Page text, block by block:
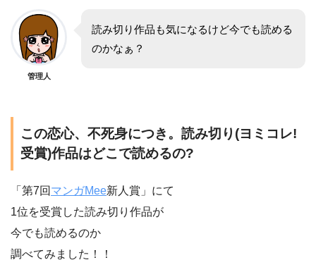
管理人
読み切り作品も気になるけど今でも読める
のかなぁ？
この恋心、不死身につき。読み切り(ヨミコレ!
受賞)作品はどこで読めるの?
「第7回 マンガMee新人賞」にて
1位を受賞した読み切り作品が
今でも読めるのか
調べてみました！！